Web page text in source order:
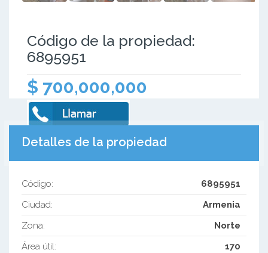
Código de la propiedad:
6895951
$ 700,000,000
Detalles de la propiedad
Código:
6895951
Ciudad:
Armenia
Zona:
Norte
Área útil:
170